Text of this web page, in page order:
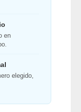
en
elegido,